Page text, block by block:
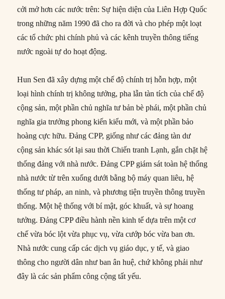
cởi mở hơn các nước trên: Sự hiện diện của Liên Hợp Quốc
trong những năm 1990 đã cho ra đời và cho phép một loạt
các tổ chức phi chính phủ và các kênh truyền thông tiếng
nước ngoài tự do hoạt động.
Hun Sen đã xây dựng một chế độ chính trị hỗn hợp, một
loại hình chính trị không tưởng, pha lẫn tàn tích của chế độ
cộng sản, một phần chủ nghĩa tư bản bè phái, một phần chủ
nghĩa gia trưởng phong kiến kiểu mới, và một phần bảo
hoàng cực hữu. Đảng CPP, giống như các đảng tàn dư
cộng sản khác sót lại sau thời Chiến tranh Lạnh, gắn chặt hệ
thống đảng với nhà nước. Đảng CPP giám sát toàn hệ thống
nhà nước từ trên xuống dưới bằng bộ máy quan liêu, hệ
thống tư pháp, an ninh, và phương tiện truyền thông truyền
thống. Một hệ thống với bí mật, góc khuất, và sự hoang
tưởng. Đảng CPP điều hành nền kinh tế dựa trên một cơ
chế vừa bóc lột vừa phục vụ, vừa cướp bóc vừa ban ơn.
Nhà nước cung cấp các dịch vụ giáo dục, y tế, và giao
thông cho người dân như ban ân huệ, chứ không phải như
đây là các sản phẩm công cộng tất yếu.